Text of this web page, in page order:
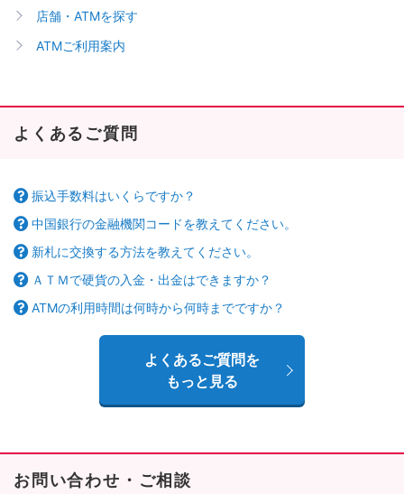
店舗・ATMを探す
ATMご利用案内
よくあるご質問
振込手数料はいくらですか？
中国銀行の金融機関コードを教えてください。
新札に交換する方法を教えてください。
ＡＴＭで硬貨の入金・出金はできますか？
ATMの利用時間は何時から何時までですか？
よくあるご質問を
もっと見る
お問い合わせ・ご相談